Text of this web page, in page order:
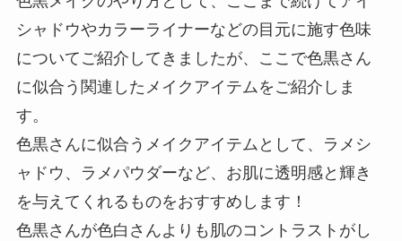
シャドウやカラーライナーなどの目元に施す色味
についてご紹介してきましたが、ここで色黒さん
に似合う関連したメイクアイテムをご紹介しま
す。
色黒さんに似合うメイクアイテムとして、ラメシ
ャドウ、ラメパウダーなど、お肌に透明感と輝き
を与えてくれるものをおすすめします！
色黒さんが色白さんよりも肌のコントラストがし